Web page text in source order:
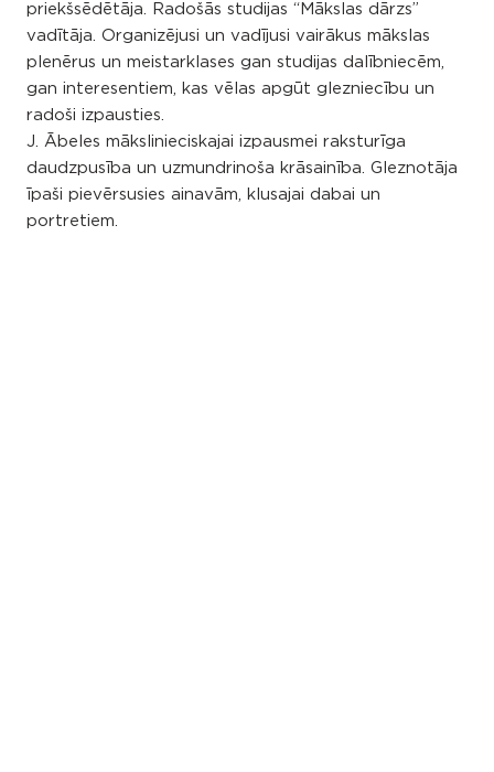
priekšsēdētāja. Radošās studijas “Mākslas dārzs”
vadītāja. Organizējusi un vadījusi vairākus mākslas
plenērus un meistarklases gan studijas dalībniecēm,
gan interesentiem, kas vēlas apgūt glezniecību un
radoši izpausties.
J. Ābeles mākslinieciskajai izpausmei raksturīga
daudzpusība un uzmundrinoša krāsainība. Gleznotāja
īpaši pievērsusies ainavām, klusajai dabai un
portretiem.